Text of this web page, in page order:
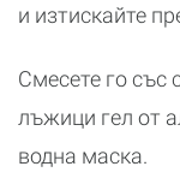
и изтискайте
Смесете го със
лъжици гел от
водна маска.